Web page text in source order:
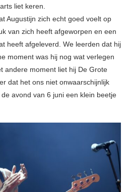
liet keren.
Augustijn zich echt goed voelt op
van zich heeft afgeworpen en een
heeft afgeleverd. We leerden dat hij
moment was hij nog wat verlegen
andere moment liet hij De Grote
dat het ons niet onwaarschijnlijk
avond van 6 juni een klein beetje